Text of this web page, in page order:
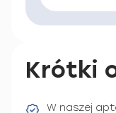
Krótki
W naszej